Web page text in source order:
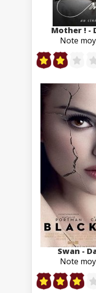
Mother ! -
Note
Swan -
Note